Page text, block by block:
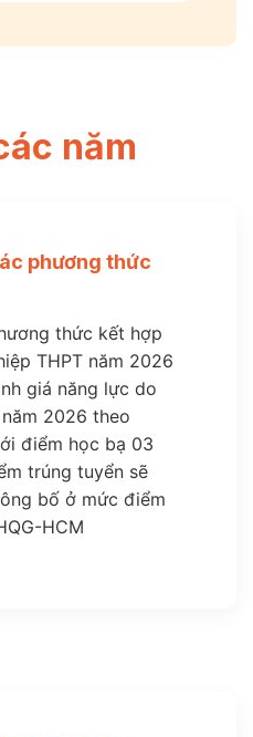
năm
phương thức
thức kết hợp
THPT năm 2026
giá năng lực do
2026 theo
điểm học bạ 03
trúng tuyển sẽ
bố ở mức điểm
HCM